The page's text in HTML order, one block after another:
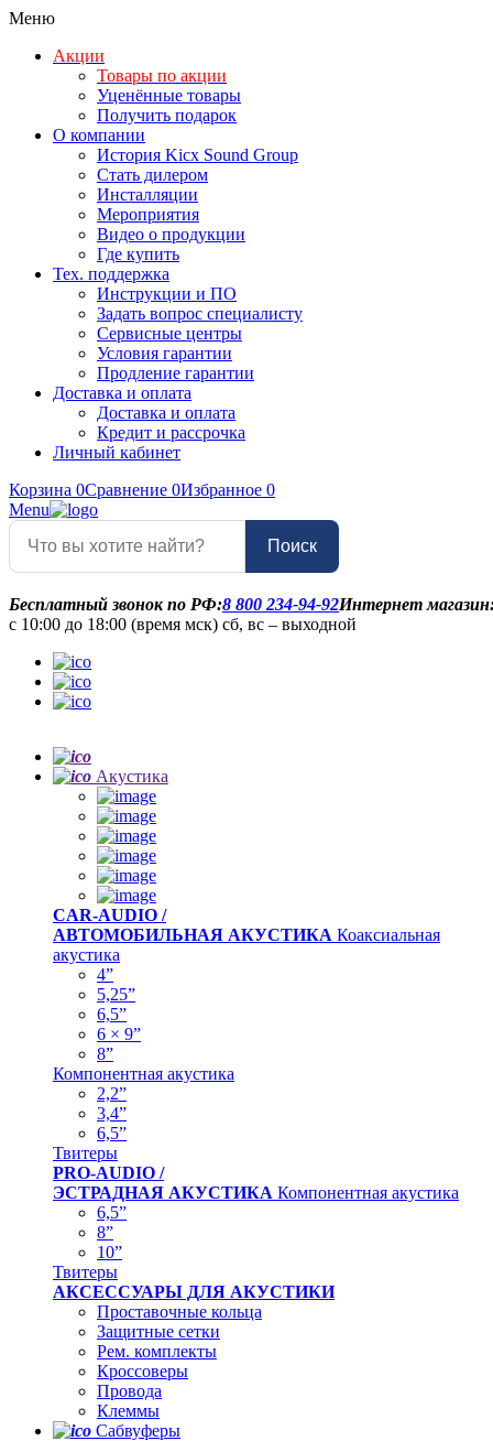
Меню
Акции
Товары по акции
Уценённые товары
Получить подарок
О компании
История Kicx Sound Group
Стать дилером
Инсталляции
Мероприятия
Видео о продукции
Где купить
Тех. поддержка
Инструкции и ПО
Задать вопрос специалисту
Сервисные центры
Условия гарантии
Продление гарантии
Доставка и оплата
Доставка и оплата
Кредит и рассрочка
Личный кабинет
Корзина 0Сравнение 0Избранное 0
Бесплатный звонок по РФ:8 800 234-94-92Интернет
с 10:00 до 18:00 (время мск) сб, вс – выходной
Menu
Поиск
Акустика
CAR-AUDIO /
АВТОМОБИЛЬНАЯ АКУСТИКА Коаксиальная
акустика
4”
5,25”
6,5”
6 × 9”
8”
Компонентная акустика
2,2”
3,4”
6,5”
Твитеры
PRO-AUDIO /
ЭСТРАДНАЯ АКУСТИКА Компонентная акустика
6,5”
8”
10”
Твитеры
АКСЕССУАРЫ ДЛЯ АКУСТИКИ
Проставочные кольца
Защитные сетки
Рем. комплекты
Кроссоверы
Провода
Клеммы
Сабвуферы